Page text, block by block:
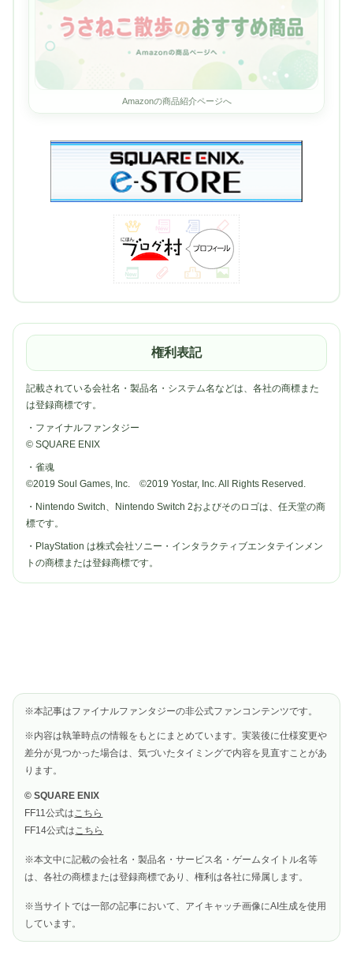
Amazonの商品紹介ページへ
権利表記
記載されている会社名・製品名・システム名などは、各社の商標また
は登録商標です。
・ファイナルファンタジー
© SQUARE ENIX
・雀魂
©2019 Soul Games, Inc. ©2019 Yostar, Inc. All Rights Reserved.
・Nintendo Switch、Nintendo Switch 2およびそのロゴは、任天堂の商
標です。
・PlayStation は株式会社ソニー・インタラクティブエンタテインメン
トの商標または登録商標です。
※本記事はファイナルファンタジーの非公式ファンコンテンツです。
※内容は執筆時点の情報をもとにまとめています。実装後に仕様変更や
差分が見つかった場合は、気づいたタイミングで内容を見直すことがあ
ります。
© SQUARE ENIX
FF11公式は こちら
FF14公式は こちら
※本文中に記載の会社名・製品名・サービス名・ゲームタイトル名等
は、各社の商標または登録商標であり、権利は各社に帰属します。
※当サイトでは一部の記事において、アイキャッチ画像にAI生成を使用
しています。